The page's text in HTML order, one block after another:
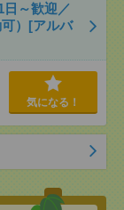
日～歓迎／
）[アルバ
気になる！